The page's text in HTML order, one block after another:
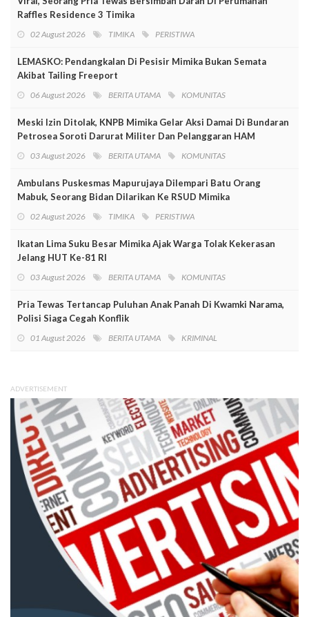
Raffles Residence 3 Timika
02 August 2026 TIMIKA PERISTIWA
LEMASKO: Pendangkalan Di Pesisir Mimika Bukan Semata
Akibat Tailing Freeport
06 August 2026 BERITA UTAMA KOMUNITAS
Meski Izin Ditolak, KNPB Mimika Gelar Aksi Damai Di Bundaran
Petrosea Soroti Darurat Militer Dan Pelanggaran HAM
03 August 2026 BERITA UTAMA KOMUNITAS
Ambulans Puskesmas Mapurujaya Dilempari Batu Orang
Mabuk, Seorang Bidan Dilarikan Ke RSUD Mimika
02 August 2026 TIMIKA PERISTIWA
Ikatan Lima Suku Besar Mimika Ajak Warga Tolak Kekerasan
Jelang HUT Ke-81 RI
03 August 2026 BERITA UTAMA KOMUNITAS
Pria Tewas Tertancap Puluhan Anak Panah Di Kwamki Narama,
Polisi Siaga Cegah Konflik
01 August 2026 BERITA UTAMA KRIMINAL
ADVERTISEMENT